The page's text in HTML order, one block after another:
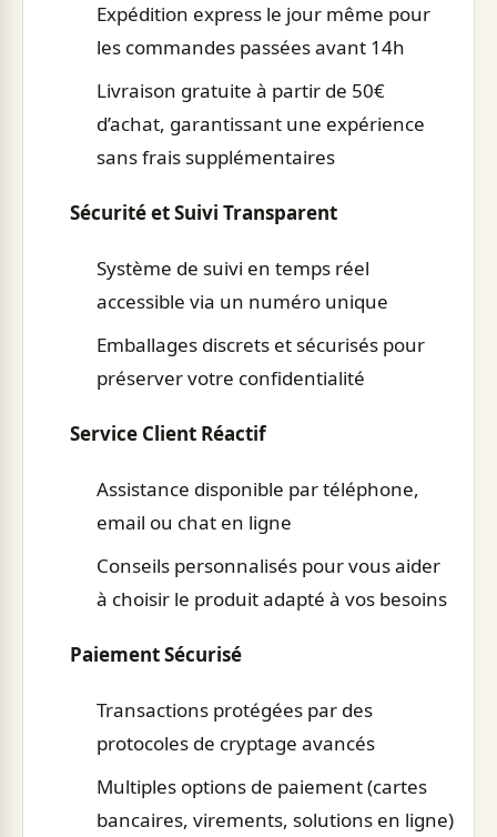
Expédition express le jour même pour
les commandes passées avant 14h
Livraison gratuite à partir de 50€
d’achat, garantissant une expérience
sans frais supplémentaires
Sécurité et Suivi Transparent
Système de suivi en temps réel
accessible via un numéro unique
Emballages discrets et sécurisés pour
préserver votre confidentialité
Service Client Réactif
Assistance disponible par téléphone,
email ou chat en ligne
Conseils personnalisés pour vous aider
à choisir le produit adapté à vos besoins
Paiement Sécurisé
Transactions protégées par des
protocoles de cryptage avancés
Multiples options de paiement (cartes
bancaires, virements, solutions en ligne)